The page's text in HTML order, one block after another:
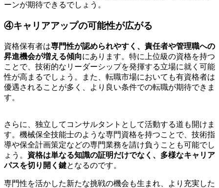
ーンが期待できるでしょう。
④キャリアアップの可能性が広がる
資格保有者は専門性が認められやすく、責任者や管理職への
昇進機会が増える傾向にあります。特に上位級の資格を持つ
ことで、技術的なリーダーシップを発揮する立場に就く可能
性が高まるでしょう。また、転職市場においても有資格者は
優遇されることが多く、より良い条件での転職が期待できま
す。
さらに、独立してコンサルタントとして活動する道も開けま
す。機械保全技能士のような専門資格を持つことで、技術指
導や保全計画策定などの専門業務を請け負うことも可能でし
ょう。 資格は単なる知識の証明だけでなく、多様なキャリア
パスを切り開く鍵となるのです。
専門性を活かした新たな挑戦の機会も生まれ、より充実した